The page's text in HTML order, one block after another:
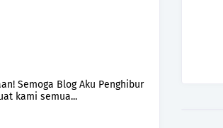
Semoga Blog Aku Penghibur
kami semua...